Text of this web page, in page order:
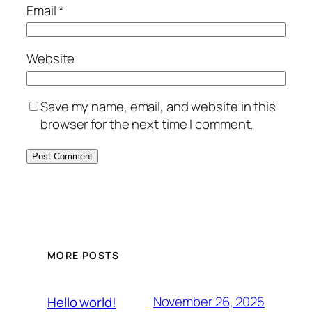
Email*
Website
Save my name, email, and website in this
browser for the next time I comment.
MORE POSTS
Hello world! November 26, 2025